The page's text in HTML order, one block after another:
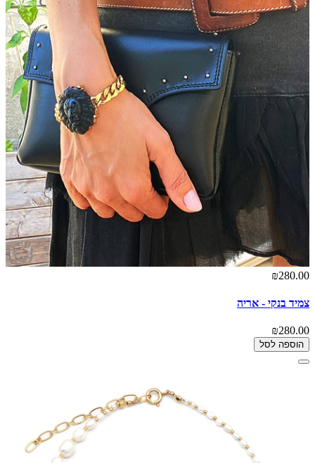
₪280.00
צמיד בנקי - אריה
₪280.00
הוספה לסל